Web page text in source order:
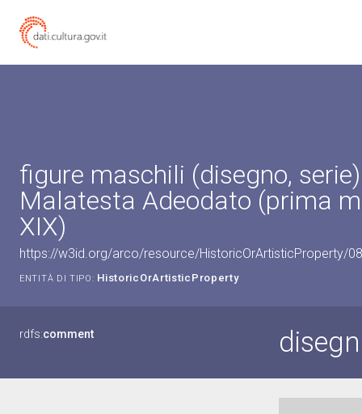
figure maschili (disegno,
Malatesta Adeodato (prima
XIX)
https://w3id.org/arco/resource/HistoricOrArtisticProperty/
ENTITÀ DI TIPO: HistoricOrArtisticProperty
rdfs:comment